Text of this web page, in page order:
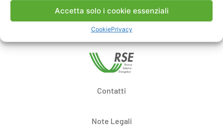
Accetta solo i cookie essenziali
CookiePrivacy
Contatti
Note Legali